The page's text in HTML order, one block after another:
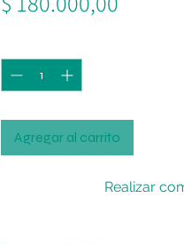
Agregar al carrito
Realizar